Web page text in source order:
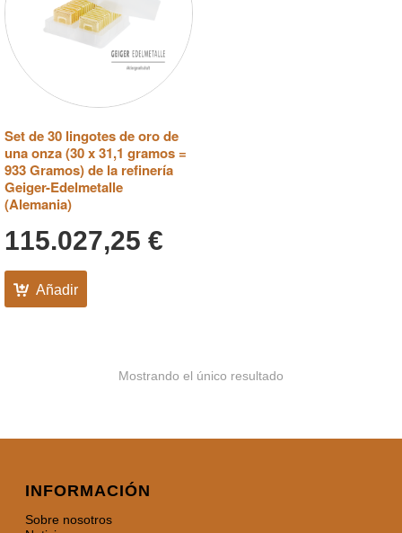
Set de 30 lingotes de oro de
una onza (30 x 31,1 gramos =
933 Gramos) de la refinería
Geiger-Edelmetalle
(Alemania)
115.027,25 €
Añadir
Mostrando el único resultado
INFORMACIÓN
Sobre nosotros